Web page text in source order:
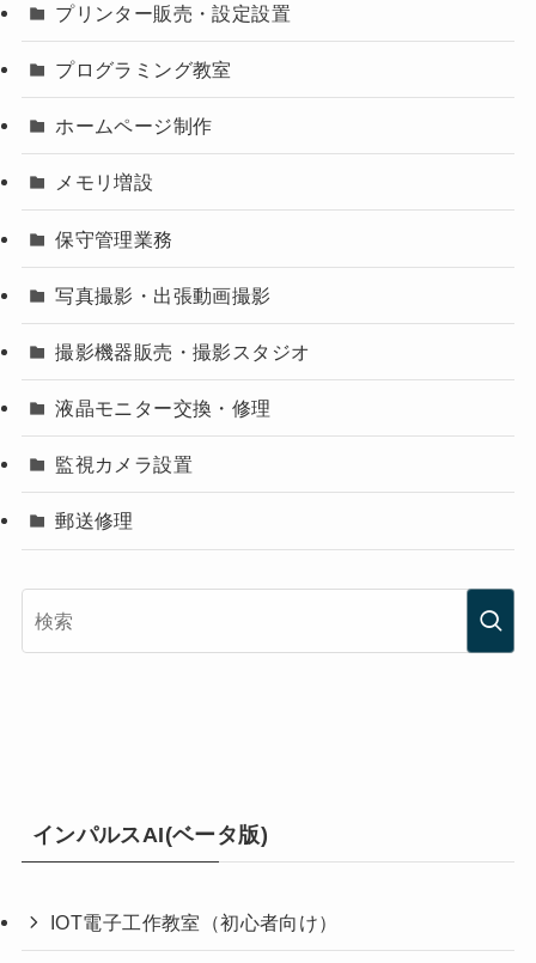
プリンター販売・設定設置
プログラミング教室
ホームページ制作
メモリ増設
保守管理業務
写真撮影・出張動画撮影
撮影機器販売・撮影スタジオ
液晶モニター交換・修理
監視カメラ設置
郵送修理
インパルスAI(ベータ版)
IOT電子工作教室（初心者向け）